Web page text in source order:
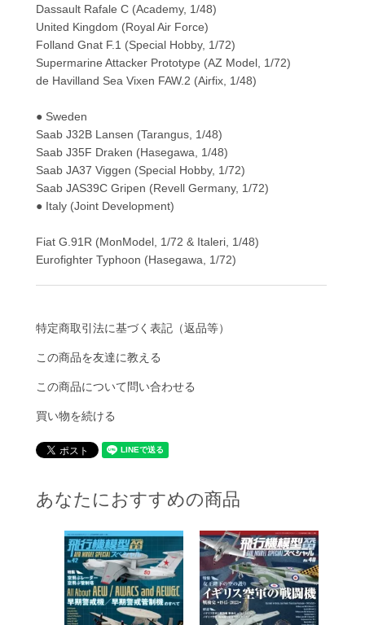
Dassault Rafale C (Academy, 1/48)
United Kingdom (Royal Air Force)
Folland Gnat F.1 (Special Hobby, 1/72)
Supermarine Attacker Prototype (AZ Model, 1/72)
de Havilland Sea Vixen FAW.2 (Airfix, 1/48)
● Sweden
Saab J32B Lansen (Tarangus, 1/48)
Saab J35F Draken (Hasegawa, 1/48)
Saab JA37 Viggen (Special Hobby, 1/72)
Saab JAS39C Gripen (Revell Germany, 1/72)
● Italy (Joint Development)
Fiat G.91R (MonModel, 1/72 & Italeri, 1/48)
Eurofighter Typhoon (Hasegawa, 1/72)
特定商取引法に基づく表記（返品等）
この商品を友達に教える
この商品について問い合わせる
買い物を続ける
あなたにおすすめの商品